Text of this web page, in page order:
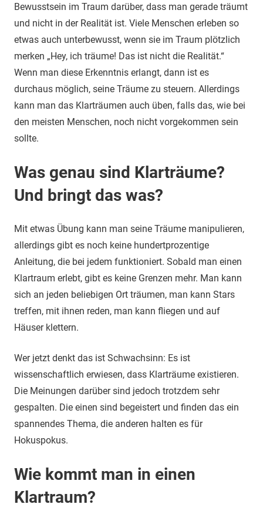
Bewusstsein im Traum darüber, dass man gerade träumt
und nicht in der Realität ist. Viele Menschen erleben so
etwas auch unterbewusst, wenn sie im Traum plötzlich
merken „Hey, ich träume! Das ist nicht die Realität.“
Wenn man diese Erkenntnis erlangt, dann ist es
durchaus möglich, seine Träume zu steuern. Allerdings
kann man das Klarträumen auch üben, falls das, wie bei
den meisten Menschen, noch nicht vorgekommen sein
sollte.
Was genau sind Klarträume?
Und bringt das was?
Mit etwas Übung kann man seine Träume manipulieren,
allerdings gibt es noch keine hundertprozentige
Anleitung, die bei jedem funktioniert. Sobald man einen
Klartraum erlebt, gibt es keine Grenzen mehr. Man kann
sich an jeden beliebigen Ort träumen, man kann Stars
treffen, mit ihnen reden, man kann fliegen und auf
Häuser klettern.
Wer jetzt denkt das ist Schwachsinn: Es ist
wissenschaftlich erwiesen, dass Klarträume existieren.
Die Meinungen darüber sind jedoch trotzdem sehr
gespalten. Die einen sind begeistert und finden das ein
spannendes Thema, die anderen halten es für
Hokuspokus.
Wie kommt man in einen
Klartraum?